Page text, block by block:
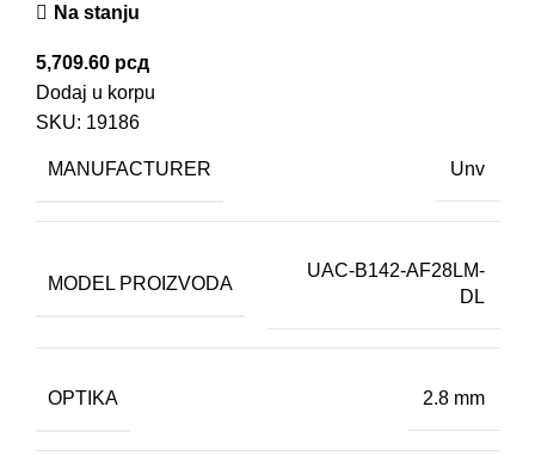
Na stanju
5,709.60 рсд
Dodaj u korpu
SKU: 19186
MANUFACTURER Unv
MODEL PROIZVODA
UAC-B142-AF28LM-
DL
OPTIKA 2.8 mm